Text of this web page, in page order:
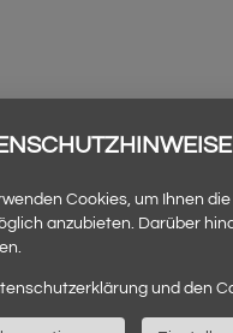
Cookies, um Ihnen
anzubieten. Darüber
und den